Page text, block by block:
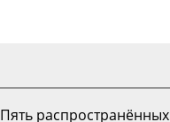
Пять распространённых